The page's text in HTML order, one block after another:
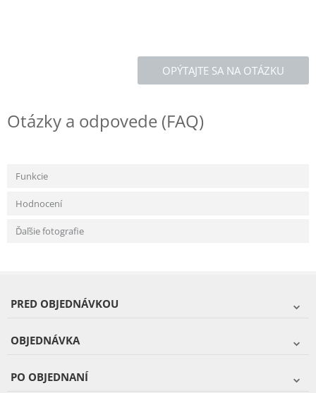
OPÝTAJTE SA NA OTÁZKU
Otázky a odpovede (FAQ)
Funkcie
Hodnocení
Ďaľšie fotografie
PRED OBJEDNÁVKOU
OBJEDNÁVKA
PO OBJEDNANÍ